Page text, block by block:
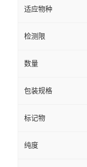
适应物种
检测限
数量
包装规格
标记物
纯度